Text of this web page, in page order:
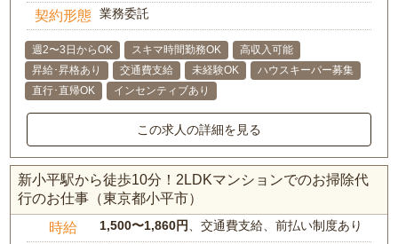
契約形態 業務委託
週2〜3日からOK スキマ時間勤務OK
高収入可能
昇給･昇格あり
交通費支給 未経験OK
ハウスキーパー募集
直行･直帰OK
インセンティブあり
この求人の詳細を見る
新小平駅から徒歩10分！2LDKマンションでのお掃除代
行のお仕事（東京都小平市）
時給 1,500〜1,860円 、交通費支給、前払い制度あり